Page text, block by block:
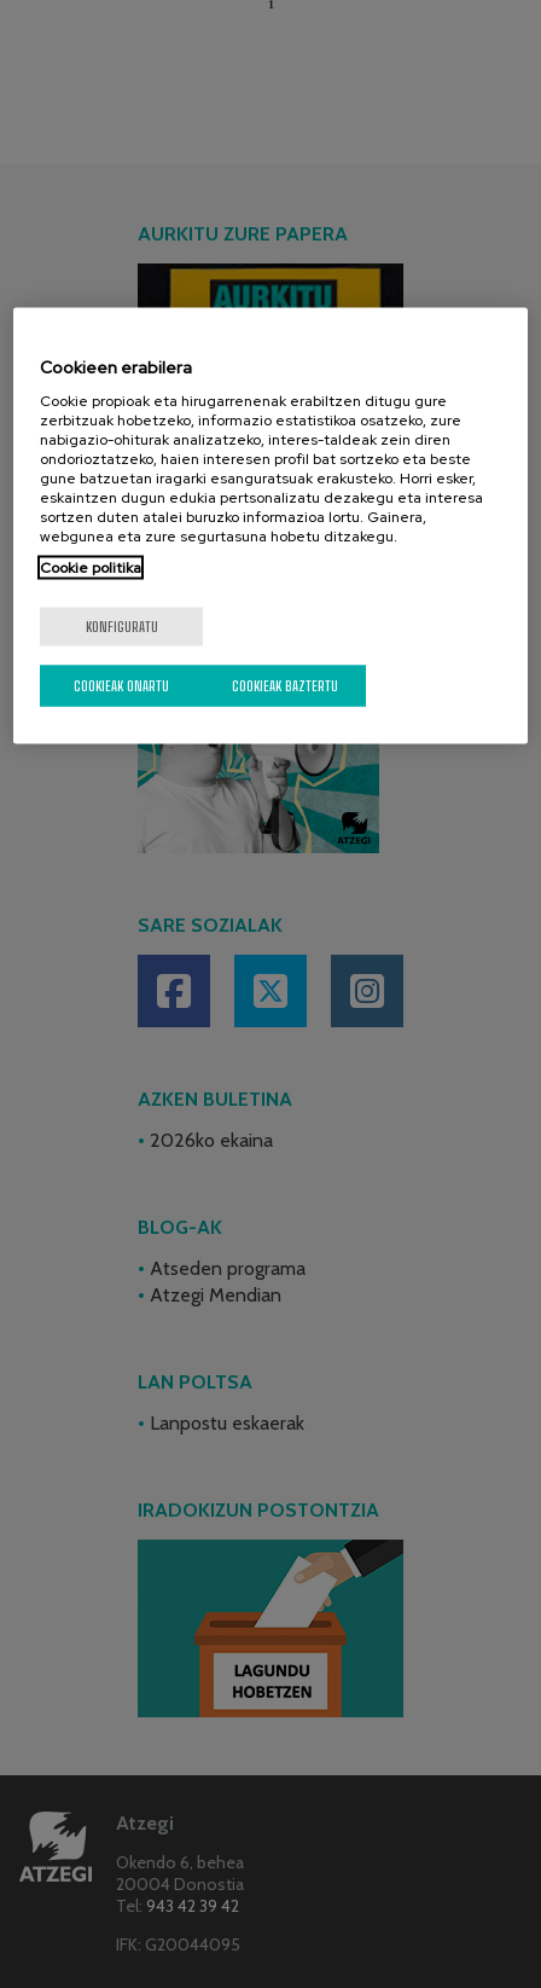
1
AURKITU ZURE PAPERA
AZKEN KANPAINA
SARE SOZIALAK
AZKEN BULETINA
2026ko ekaina
BLOG-AK
Atseden programa
Atzegi Mendian
LAN POLTSA
Lanpostu eskaerak
IRADOKIZUN POSTONTZIA
Atzegi
Okendo 6, behea
20004 Donostia
Tel: 943 42 39 42
IFK: G20044095
Cookieen erabilera
Cookie propioak eta hirugarrenenak erabiltzen ditugu gure
zerbitzuak hobetzeko, informazio estatistikoa osatzeko, zure
nabigazio-ohiturak analizatzeko, interes-taldeak zein diren
ondorioztatzeko, haien interesen profil bat sortzeko eta beste
gune batzuetan iragarki esanguratsuak erakusteko. Horri esker,
eskaintzen dugun edukia pertsonalizatu dezakegu eta interesa
sortzen duten atalei buruzko informazioa lortu. Gainera,
webgunea eta zure segurtasuna hobetu ditzakegu.
Cookie politika
KONFIGURATU
COOKIEAK BAZTERTU
COOKIEAK ONARTU